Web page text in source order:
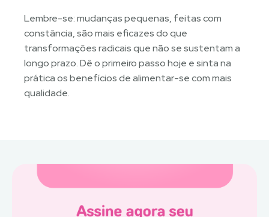
Lembre-se: mudanças pequenas, feitas com
constância, são mais eficazes do que
transformações radicais que não se sustentam a
longo prazo. Dê o primeiro passo hoje e sinta na
prática os benefícios de alimentar-se com mais
qualidade.